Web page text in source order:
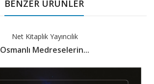
BENZER ÜRÜNLER
Net Kitaplık Yayıncılık
Osmanlı Medreselerin...